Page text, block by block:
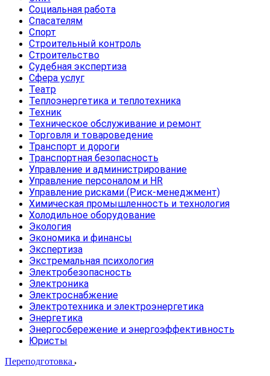
Социальная работа
Спасателям
Спорт
Строительный контроль
Строительство
Судебная экспертиза
Сфера услуг
Театр
Теплоэнергетика и теплотехника
Техник
Техническое обслуживание и ремонт
Торговля и товароведение
Транспорт и дороги
Транспортная безопасность
Управление и администрирование
Управление персоналом и HR
Управление рисками (Риск-менеджмент)
Химическая промышленность и технология
Холодильное оборудование
Экология
Экономика и финансы
Экспертиза
Экстремальная психология
Электробезопасность
Электроника
Электроснабжение
Электротехника и электроэнергетика
Энергетика
Энергосбережение и энергоэффективность
Юристы
Переподготовка